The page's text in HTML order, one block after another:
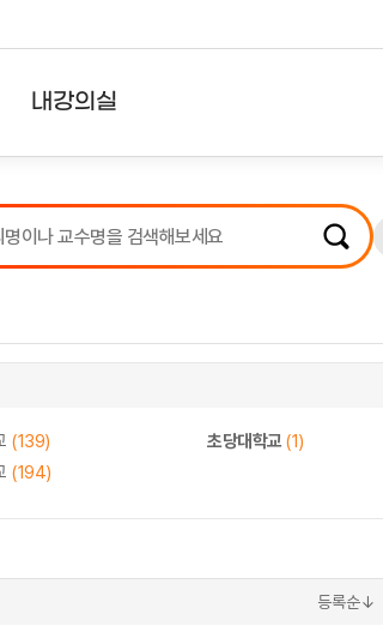
내강의실
강의리스트
수강확인증강의
(139) 초당대학교(1)
(194)
등록순↓